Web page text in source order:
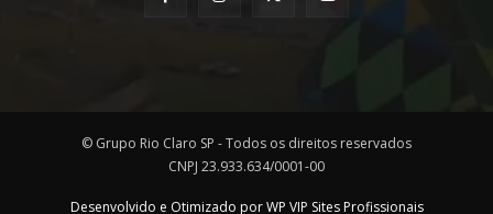
© Grupo Rio Claro SP - Todos os direitos reservados
CNPJ 23.933.634/0001-00
Desenvolvido e Otimizado por WP VIP Sites Profissionais